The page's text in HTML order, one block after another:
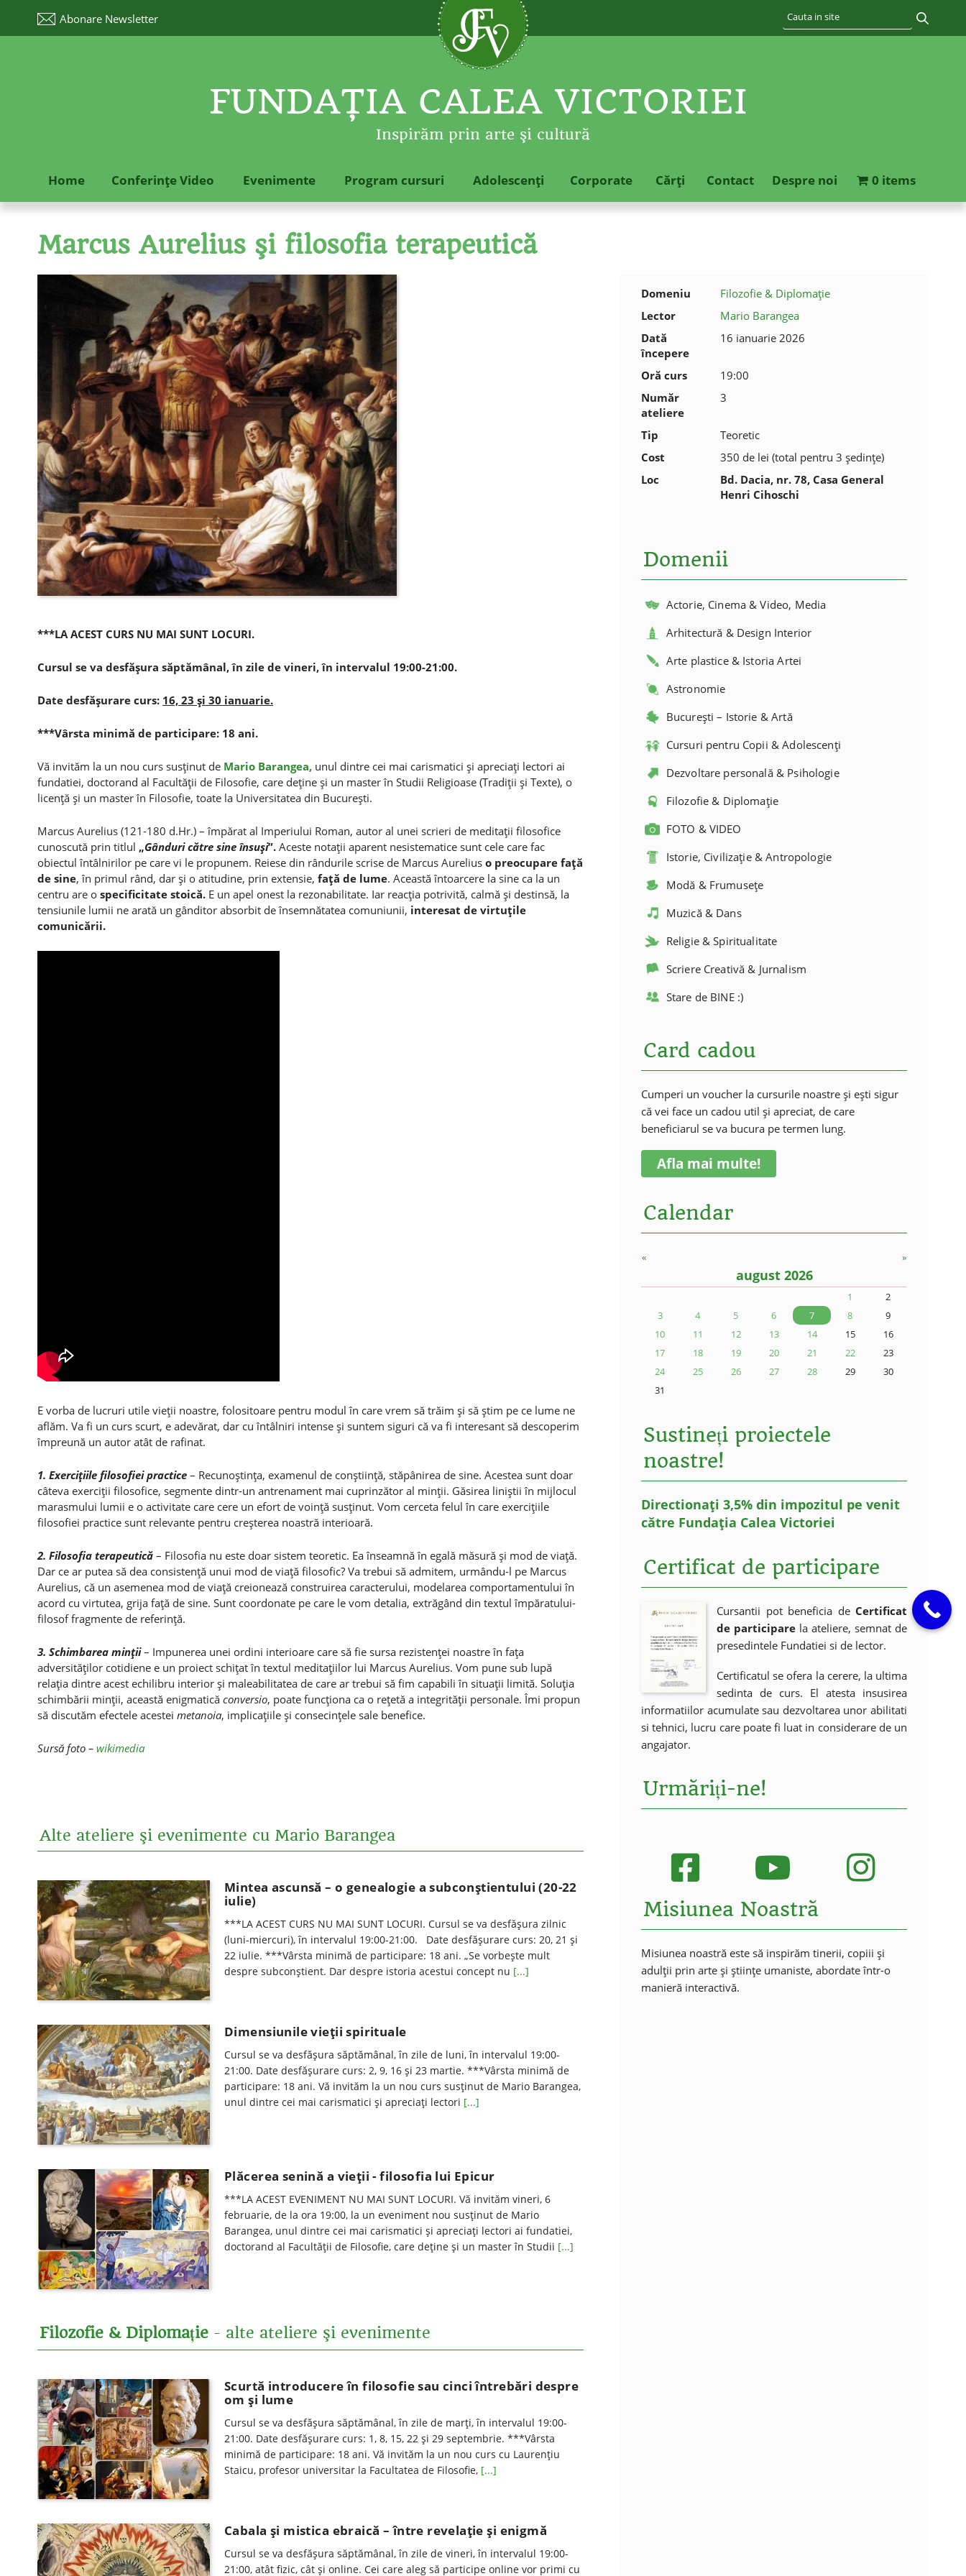
Abonare Newsletter
FUNDAŢIA CALEA VICTORIEI
Inspirăm prin arte şi cultură
Home Conferinţe Video Evenimente Program cursuri Adolescenţi Corporate Cărţi Contact Despre noi 0 items
Marcus Aurelius şi filosofia terapeutică
***LA ACEST CURS NU MAI SUNT LOCURI.
Cursul se va desfăşura săptămânal, în zile de vineri, în intervalul 19:00-21:00.
Date desfăşurare curs: 16, 23 şi 30 ianuarie.
***Vârsta minimă de participare: 18 ani.
Vă invităm la un nou curs susţinut de Mario Barangea, unul dintre cei mai carismatici şi apreciaţi lectori ai
fundatiei, doctorand al Facultăţii de Filosofie, care deţine şi un master în Studii Religioase (Tradiţii şi Texte), o
licenţă şi un master în Filosofie, toate la Universitatea din Bucureşti.
Marcus Aurelius (121-180 d.Hr.) – împărat al Imperiului Roman, autor al unei scrieri de meditaţii filosofice
cunoscută prin titlul „Gânduri către sine însuşi”. Aceste notaţii aparent nesistematice sunt cele care fac
obiectul întâlnirilor pe care vi le propunem. Reiese din rândurile scrise de Marcus Aurelius o preocupare faţă
de sine, în primul rând, dar şi o atitudine, prin extensie, faţă de lume. Această întoarcere la sine ca la un
centru are o specificitate stoică. E un apel onest la rezonabilitate. Iar reacţia potrivită, calmă şi destinsă, la
tensiunile lumii ne arată un gânditor absorbit de însemnătatea comuniunii, interesat de virtuţile
comunicării.
E vorba de lucruri utile vieţii noastre, folositoare pentru modul în care vrem să trăim şi să ştim pe ce lume ne
aflăm. Va fi un curs scurt, e adevărat, dar cu întâlniri intense şi suntem siguri că va fi interesant să descoperim
împreună un autor atât de rafinat.
1. Exerciţiile filosofiei practice – Recunoştinţa, examenul de conştiinţă, stăpânirea de sine. Acestea sunt doar
câteva exerciţii filosofice, segmente dintr-un antrenament mai cuprinzător al minţii. Găsirea liniştii în mijlocul
marasmului lumii e o activitate care cere un efort de voinţă susţinut. Vom cerceta felul în care exerciţiile
filosofiei practice sunt relevante pentru creşterea noastră interioară.
2. Filosofia terapeutică – Filosofia nu este doar sistem teoretic. Ea înseamnă în egală măsură şi mod de viaţă.
Dar ce ar putea să dea consistenţă unui mod de viaţă filosofic? Va trebui să admitem, urmându-l pe Marcus
Aurelius, că un asemenea mod de viaţă creionează construirea caracterului, modelarea comportamentului în
acord cu virtutea, grija faţă de sine. Sunt coordonate pe care le vom detalia, extrăgând din textul împăratului-
filosof fragmente de referinţă.
3. Schimbarea minţii– Impunerea unei ordini interioare care să fie sursa rezistenţei noastre în faţa
adversităţilor cotidiene e un proiect schiţat în textul meditaţiilor lui Marcus Aurelius. Vom pune sub lupă
relaţia dintre acest echilibru interior şi maleabilitatea de care ar trebui să fim capabili în situaţii limită. Soluţia
schimbării minţii, această enigmatică conversio, poate funcţiona ca o reţetă a integrităţii personale. Îmi propun
să discutăm efectele acestei metanoia, implicaţiile şi consecinţele sale benefice.
Sursă foto – wikimedia
Alte ateliere şi evenimente cu Mario Barangea
Mintea ascunsă – o genealogie a subconștientului (20-22
iulie)
***LA ACEST CURS NU MAI SUNT LOCURI. Cursul se va desfăşura zilnic
(luni-miercuri), în intervalul 19:00-21:00. Date desfăşurare curs: 20, 21 și
22 iulie. ***Vârsta minimă de participare: 18 ani. „Se vorbește mult
despre subconștient. Dar despre istoria acestui concept nu [...]
Dimensiunile vieții spirituale
Cursul se va desfăşura săptămânal, în zile de luni, în intervalul 19:00-
21:00. Date desfăşurare curs: 2, 9, 16 și 23 martie. ***Vârsta minimă de
participare: 18 ani. Vă invităm la un nou curs susţinut de Mario Barangea,
unul dintre cei mai carismatici şi apreciaţi lectori [...]
Plăcerea senină a vieții - filosofia lui Epicur
***LA ACEST EVENIMENT NU MAI SUNT LOCURI. Vă invităm vineri, 6
februarie, de la ora 19:00, la un eveniment nou susţinut de Mario
Barangea, unul dintre cei mai carismatici şi apreciaţi lectori ai fundatiei,
doctorand al Facultăţii de Filosofie, care deţine şi un master în Studii [...]
Filozofie & Diplomație - alte ateliere şi evenimente
Scurtă introducere în filosofie sau cinci întrebări despre
om și lume
Cursul se va desfăşura săptămânal, în zile de marţi, în intervalul 19:00-
21:00. Date desfăşurare curs: 1, 8, 15, 22 și 29 septembrie. ***Vârsta
minimă de participare: 18 ani. Vă invităm la un nou curs cu Laurențiu
Staicu, profesor universitar la Facultatea de Filosofie, [...]
Cabala și mistica ebraică – între revelație și enigmă
Cursul se va desfăşura săptămânal, în zile de vineri, în intervalul 19:00-
21:00, atât fizic, cât şi online. Cei care aleg să participe online vor primi cu
Domeniu
Filozofie & Diplomație
Lector
Mario Barangea
Dată
începere
16 ianuarie 2026
Oră curs
19:00
Număr
ateliere
3
Tip
Teoretic
Cost
350 de lei (total pentru 3 ședințe)
Loc
Bd. Dacia, nr. 78, Casa General
Henri Cihoschi
Domenii
Actorie, Cinema & Video, Media
Arhitectură & Design Interior
Arte plastice & Istoria Artei
Astronomie
București – Istorie & Artă
Cursuri pentru Copii & Adolescenți
Dezvoltare personală & Psihologie
Filozofie & Diplomație
FOTO & VIDEO
Istorie, Civilizație & Antropologie
Modă & Frumusețe
Muzică & Dans
Religie & Spiritualitate
Scriere Creativă & Jurnalism
Stare de BINE :)
Card cadou
Cumperi un voucher la cursurile noastre și ești sigur
că vei face un cadou util și apreciat, de care
beneficiarul se va bucura pe termen lung.
Afla mai multe!
Calendar
« »
august 2026
1
2
3
4 5 6 7 8
9
10
11 12 13 14 15
16
17
18 19 20 21 22
23
24
25 26 27 28 29
30
31
Sustineți proiectele
noastre!
Directionați 3,5% din impozitul pe venit
către Fundația Calea Victoriei
Certificat de participare
Cursantii pot beneficia de Certificat
de participare la ateliere, semnat de
presedintele Fundatiei si de lector.
Certificatul se ofera la cerere, la ultima
sedinta de curs. El atesta insusirea
informatiilor acumulate sau dezvoltarea unor abilitati
si tehnici, lucru care poate fi luat in considerare de un
angajator.
Urmăriți-ne!
Misiunea Noastră
Misiunea noastră este să inspirăm tinerii, copiii și
adulții prin arte și științe umaniste, abordate într-o
manieră interactivă.